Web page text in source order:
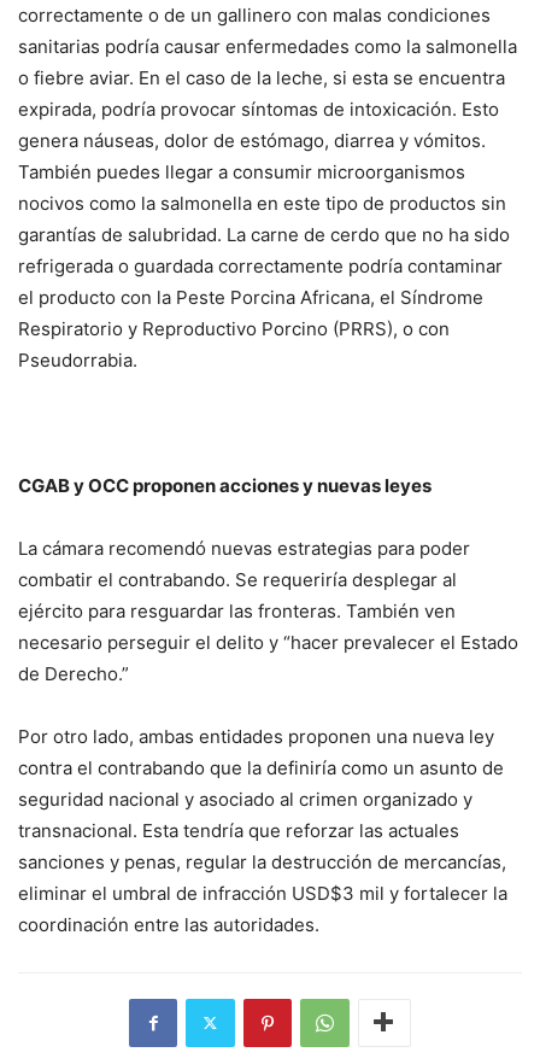
correctamente o de un gallinero con malas condiciones
sanitarias podría causar enfermedades como la salmonella
o fiebre aviar. En el caso de la leche, si esta se encuentra
expirada, podría provocar síntomas de intoxicación. Esto
genera náuseas, dolor de estómago, diarrea y vómitos.
También puedes llegar a consumir microorganismos
nocivos como la salmonella en este tipo de productos sin
garantías de salubridad. La carne de cerdo que no ha sido
refrigerada o guardada correctamente podría contaminar
el producto con la Peste Porcina Africana, el Síndrome
Respiratorio y Reproductivo Porcino (PRRS), o con
Pseudorrabia.
CGAB y OCC proponen acciones y nuevas leyes
La cámara recomendó nuevas estrategias para poder
combatir el contrabando. Se requeriría desplegar al
ejército para resguardar las fronteras. También ven
necesario perseguir el delito y “hacer prevalecer el Estado
de Derecho.”
Por otro lado, ambas entidades proponen una nueva ley
contra el contrabando que la definiría como un asunto de
seguridad nacional y asociado al crimen organizado y
transnacional. Esta tendría que reforzar las actuales
sanciones y penas, regular la destrucción de mercancías,
eliminar el umbral de infracción USD$3 mil y fortalecer la
coordinación entre las autoridades.